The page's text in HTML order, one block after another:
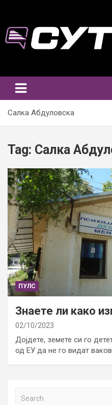
content
Салка Абдуловска
Tag: Салка
ПУЛС
Знаете ли како
02/10/2023
Дојдете, земете си го
од ЕУ да не го видат